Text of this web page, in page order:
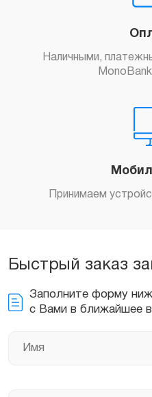
Наличными,
Принимаем
Быстрый заказ
Заполните форму
с Вами в ближайшее